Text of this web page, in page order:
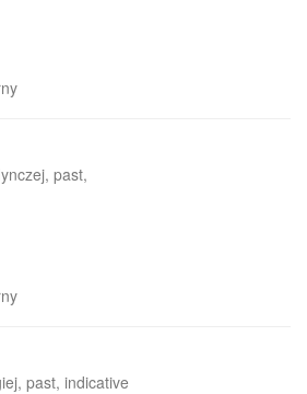
past,
past, indicative